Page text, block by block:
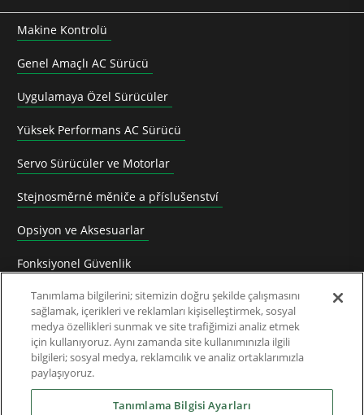
Makine Kontrolü
Genel Amaçlı AC Sürücü
Uygulamaya Özel Sürücüler
Yüksek Performans AC Sürücü
Servo Sürücüler ve Motorlar
Stejnosměrné měniče a příslušenství
Opsiyon ve Aksesuarlar
Fonksiyonel Güvenlik
Software
Uygulama Çözümleri
Üretimden Kaldırılan Ürünler ve Dönüşüm Klavuzu
Tanımlama bilgilerini; sitemizin doğru şekilde çalışmasını
sağlamak, içerikleri ve reklamları kişiselleştirmek, sosyal
medya özellikleri sunmak ve site trafiğimizi analiz etmek
için kullanıyoruz. Aynı zamanda site kullanımınızla ilgili
bilgileri; sosyal medya, reklamcılık ve analiz ortaklarımızla
paylaşıyoruz.
Tanımlama Bilgisi Ayarları